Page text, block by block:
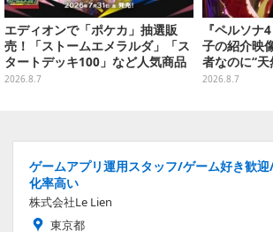
エディオンで「ポケカ」抽選販
売！「ストームエメラルダ」「ス
タートデッキ100」など人気商品
が対象
2026.8.7
『ペルソナ
子の紹介映
者なのに“
幼馴染・千
2026.8.7
ゲームアプリ運用スタッフ/ゲーム好き歓
化率高い
株式会社Le Lien
東京都